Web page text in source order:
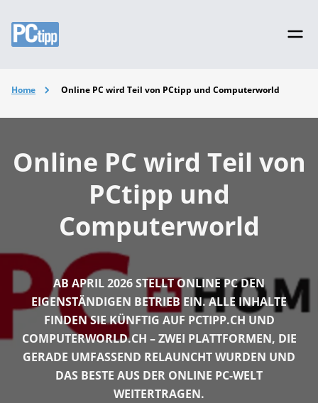
Home Online PC wird Teil von PCtipp und Computerworld
Online PC wird Teil von
PCtipp und
Computerworld
AB APRIL 2026 STELLT ONLINE PC DEN
EIGENSTÄNDIGEN BETRIEB EIN. ALLE INHALTE
FINDEN SIE KÜNFTIG AUF PCTIPP.CH UND
COMPUTERWORLD.CH – ZWEI PLATTFORMEN, DIE
GERADE UMFASSEND RELAUNCHT WURDEN UND
DAS BESTE AUS DER ONLINE PC-WELT
WEITERTRAGEN.